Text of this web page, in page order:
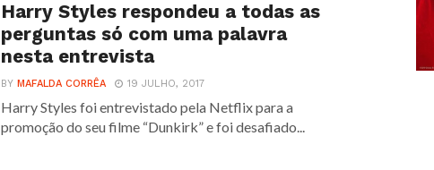
Harry Styles respondeu a todas as
perguntas só com uma palavra
nesta entrevista
BYMAFALDA CORRÊA 19 JULHO, 2017
Harry Styles foi entrevistado pela Netflix para a
promoção do seu filme “Dunkirk” e foi desafiado...